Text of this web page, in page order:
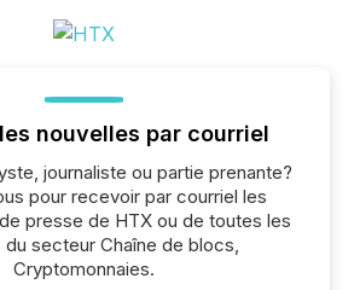
nouvelles par courriel
journaliste ou partie prenante?
pour recevoir par courriel les
presse de HTX ou de toutes les
secteur Chaîne de blocs,
Cryptomonnaies.